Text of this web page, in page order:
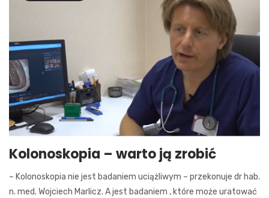
Kolonoskopia – warto ją zrobić
– Kolonoskopia nie jest badaniem uciążliwym – przekonuje dr hab.
n. med. Wojciech Marlicz. A jest badaniem , które może uratować